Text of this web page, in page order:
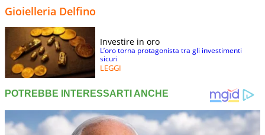
Gioielleria Delfino
Investire in oro
L’oro torna protagonista tra gli investimenti
sicuri
LEGGI